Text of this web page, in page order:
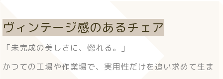
ヴィンテージ感のあるチェア
「未完成の美しさに、惚れる。」
かつての工場や作業場で、実用性だけを追い求めて生ま